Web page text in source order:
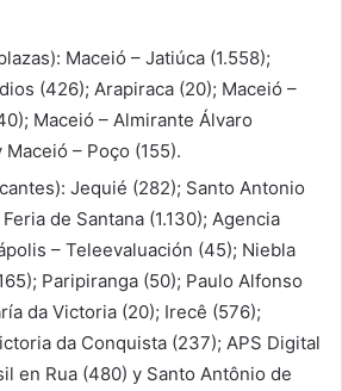
Maceió – Jatiúca (1.558);
(426); Arapiraca (20); Maceió –
Maceió – Almirante Álvaro
– Poço (155).
Jequié (282); Santo Antonio
de Santana (1.130); Agencia
– Teleevaluación (45); Niebla
Paripiranga (50); Paulo Alfonso
da Victoria (20); Irecê (576);
da Conquista (237); APS Digital
en Rua (480) y Santo Antônio de